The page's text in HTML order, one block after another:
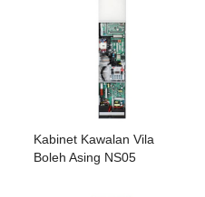
Kabinet Kawalan Vila
Boleh Asing NS05